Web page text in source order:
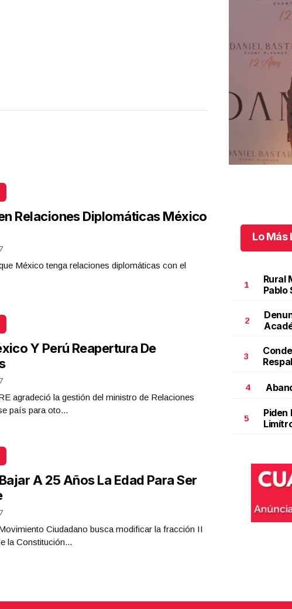
Relaciones Diplomáticas México
México tenga relaciones diplomáticas con el
Y Perú Reapertura De
agradeció la gestión del ministro de Relaciones
país para oto...
A 25 Años La Edad Para Ser
Ciudadano busca modificar la fracción II
la Constitución...
| 29 05 2026 con Rodolfo Flores
| 29 05 2026 con Rodolfo Flores
29 l 7 Visitas
12 años de sueños
Lo Más
1
Rural
Pablo
2
3
4
5
Piden